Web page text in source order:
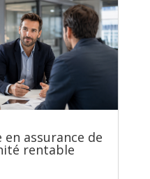
assurance de
rentable